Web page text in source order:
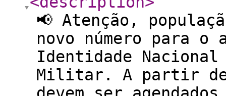
📢 Atenção,
novo número para o
Identidade
Militar. A partir de